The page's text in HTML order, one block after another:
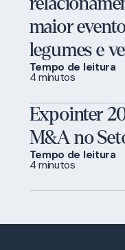
maior
legumes e
Tempo de leitura
4 minutos
Expointer
M&A no
Tempo de leitura
4 minutos